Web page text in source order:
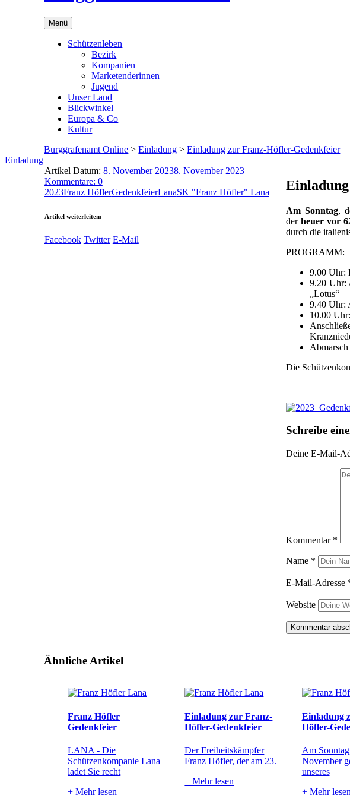
Menü
Schützenleben
Bezirk
Kompanien
Marketenderinnen
Jugend
Unser Land
Blickwinkel
Europa & Co
Kultur
Burggrafenamt Online >Einladung >Einladung zur Franz-Höfler-Gedenkfeier
Einladung
Artikel Datum: 8. November 20238. November 2023
Kommentare: 0
2023Franz HöflerGedenkfeierLanaSK "Franz Höfler" Lana
Artikel weiterleiten:
Facebook Twitter E-Mail
Am Sonntag,
derheuer vor
durch die
PROGRAMM:
9.00 Uhr:
9.20 Uhr:
„Lotus“
9.40 Uhr:
10.00
Die
Schreibe
Deine E-Mail-
Kommentar *
Name *
E-Mail-Adresse
Website
Ähnliche Artikel
Franz Höfler
Gedenkfeier
LANA - Die
Schützenkompanie Lana
ladet Sie recht
+ Mehr lesen
Einladung zur Franz-
Höfler-Gedenkfeier
Der Freiheitskämpfer
Franz Höfler, der am 23.
+ Mehr lesen
Einladung
Höfler-
Am
November
unseres
+Mehr lesen